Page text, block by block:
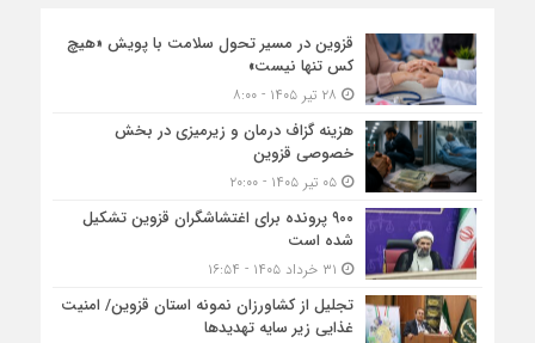
قزوین در مسیر تحول سلامت با پویش «هیچ‌
کس تنها نیست»
هزینه‌ گزاف درمان و زیرمیزی در بخش
خصوصی قزوین
۰۵ تیر ۱۴۰۵ - ۲۰:۰۰
۹۰۰ پرونده برای اغتشاشگران قزوین تشکیل
شده است
تجلیل از کشاورزان نمونه استان قزوین/ امنیت
غذایی زیر سایه تهدیدها